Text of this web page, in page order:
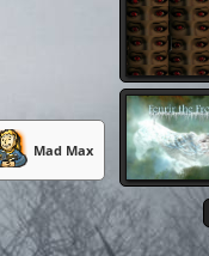
Mad Max